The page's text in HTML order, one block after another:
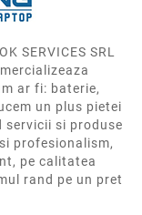
SERVICES SRL
ar fi: baterie,
un plus pietei
servicii si produse
profesionalism,
pe calitatea
rand pe un pret